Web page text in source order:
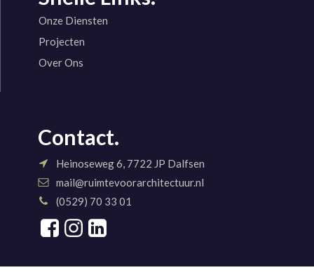
Onze Diensten
Projecten
Over Ons
Contact.
Heinoseweg 6, 7722 JP Dalfsen
mail@ruimtevoorarchitectuur.nl
(0529) 70 33 01